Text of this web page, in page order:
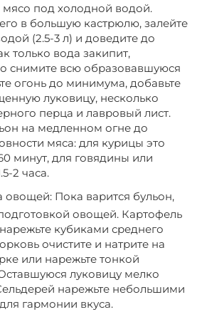
под холодной водой.
в большую кастрюлю, залейте
(2.5-3 л) и доведите до
только вода закипит,
снимите всю образовавшуюся
огонь до минимума, добавьте
луковицу, несколько
перца и лавровый лист.
на медленном огне до
мяса: для курицы это
минут, для говядины или
2 часа.
овощей: Пока варится бульон,
овощей. Картофель
кубиками среднего
очистите и натрите на
или нарежьте тонкой
луковицу мелко
нарежьте небольшими
гармонии вкуса.